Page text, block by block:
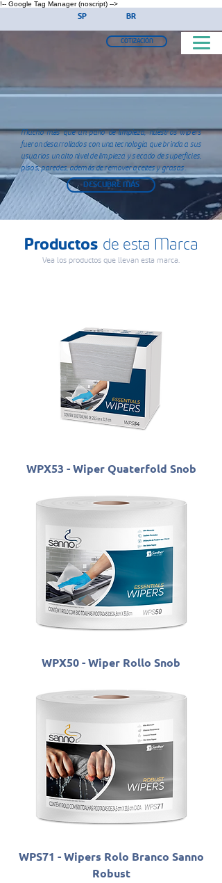
!-- Google Tag Manager (noscript) -->
SP BR
COTIZACIÓN
Mucho más que un paño de limpieza, nuestros wipers
fueron desarrollados con una tecnología que brinda a sus
usuarios un alto nivel de limpieza y secado de superficies,
pisos, paredes, además de remover aceites y grasas.
DESCUBRE MÁS
Productos de esta Marca
Vea los productos que llevan esta marca.
WPX53 - Wiper Quaterfold Snob
WPX50 - Wiper Rollo Snob
WPS71 - Wipers Rolo Branco Sanno
Robust